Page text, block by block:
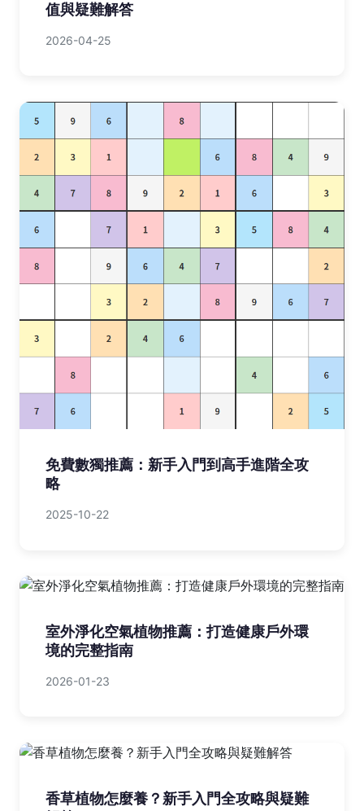
值與疑難解答
2026-04-25
免費數獨推薦：新手入門到高手進階全攻
略
2025-10-22
室外淨化空氣植物推薦：打造健康戶外環
境的完整指南
2026-01-23
香草植物怎麼養？新手入門全攻略與疑難